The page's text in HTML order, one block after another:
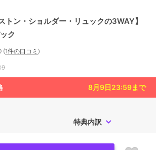
トン・ショルダー・リュックの3WAY】
ク
(1件の口コミ )
8月9日23:59まで
特典内訳